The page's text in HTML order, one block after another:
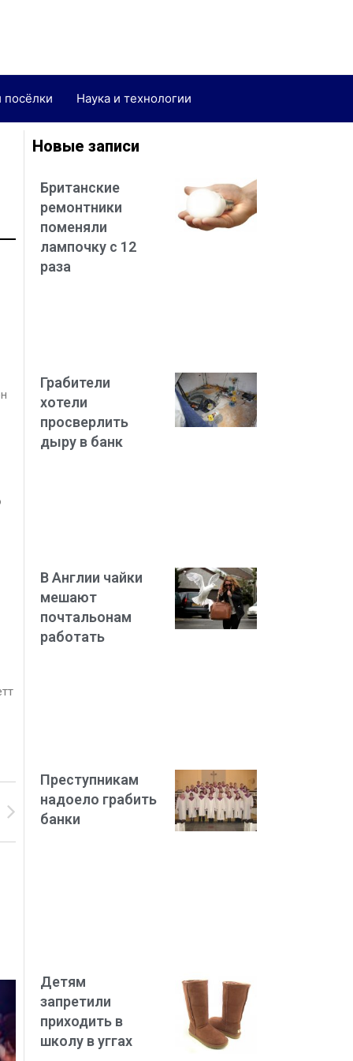
посёлки Наука и технологии
Новые записи
Британские
ремонтники
поменяли
лампочку с 12
раза
Грабители
хотели
просверлить
дыру в банк
В Англии чайки
мешают
почтальонам
работать
Преступникам
надоело грабить
банки
Детям
запретили
приходить в
школу в уггах